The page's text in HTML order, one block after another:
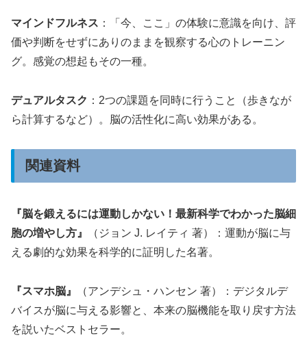
マインドフルネス ：「今、ここ」の体験に意識を向け、評
価や判断をせずにありのままを観察する心のトレーニン
グ。感覚の想起もその一種。
デュアルタスク ：2つの課題を同時に行うこと（歩きなが
ら計算するなど）。脳の活性化に高い効果がある。
関連資料
『脳を鍛えるには運動しかない！最新科学でわかった脳細
胞の増やし方』
（ジョン J. レイティ 著）：運動が脳に与
える劇的な効果を科学的に証明した名著。
『スマホ脳』
（アンデシュ・ハンセン 著）：デジタルデ
バイスが脳に与える影響と、本来の脳機能を取り戻す方法
を説いたベストセラー。